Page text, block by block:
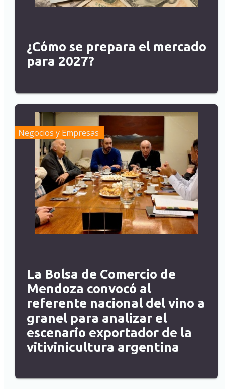
¿Cómo se prepara el mercado
para 2027?
Negocios y Empresas
La Bolsa de Comercio de
Mendoza convocó al
referente nacional del vino a
granel para analizar el
escenario exportador de la
vitivinicultura argentina